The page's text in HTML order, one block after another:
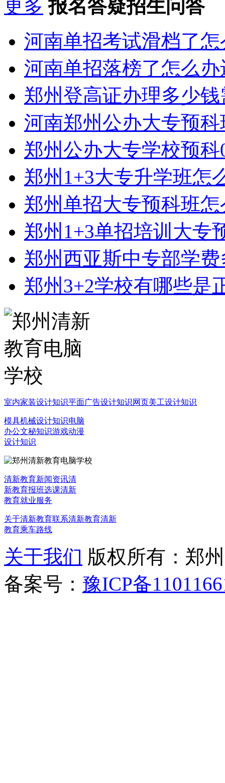
更多 报名答疑招生问答
河南单招考试滑档了
河南单招落榜了怎么
郑州登高证办理多少
河南郑州公办大专预
郑州公办大专学校预
郑州1+3大专升学班怎
郑州单招大专预科班
郑州1+3单招培训大专
郑州西亚斯中专部学
郑州3+2学校有哪些是
室内家装设计知识平面广告设计知识网页美工设计知识
模具机械设计知识电脑
办公文秘知识游戏动漫
设计知识
清新教育新闻资讯清
新教育报班选课清新
教育就业服务
关于清新教育联系清新教育清新
教育乘车路线
关于我们 版权所有：郑
备案号： 豫ICP备